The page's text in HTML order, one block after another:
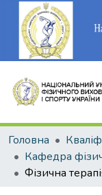
Головна